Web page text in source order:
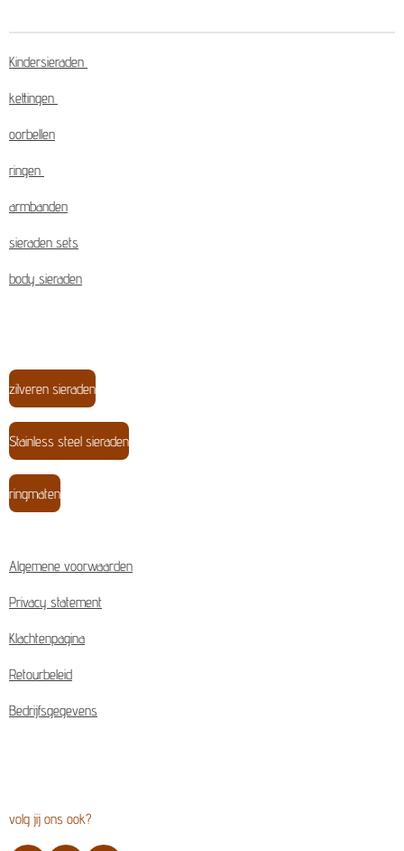
Kindersieraden
kettingen
oorbellen
ringen
armbanden
sieraden sets
body sieraden
zilveren sieraden
Stainless steel sieraden
ringmaten
Algemene voorwaarden
Privacy statement
Klachtenpagina
Retourbeleid
Bedrijfsgegevens
volg jij ons ook?